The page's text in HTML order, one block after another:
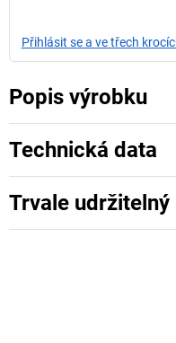
Přihlásit se a ve třech
Popis výrobku
Technická data
Trvale udržitelný